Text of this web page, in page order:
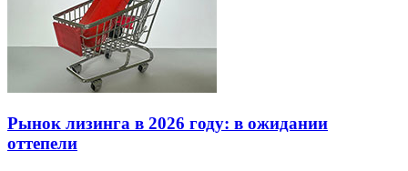
Рынок лизинга в 2026 году: в ожидании
оттепели